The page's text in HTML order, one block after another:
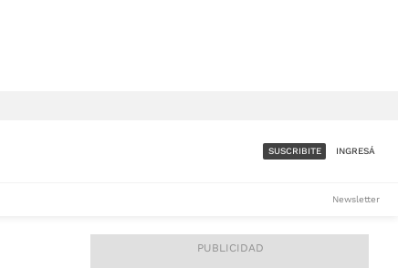
ACCESO FULL - $1.800/MES
SUSCRIBITE INGRESÁ
Newsletter